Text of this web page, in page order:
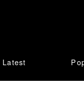
Latest